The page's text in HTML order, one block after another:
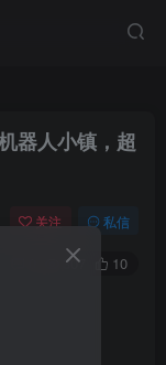
器人小镇，超
关注 私信
307 10